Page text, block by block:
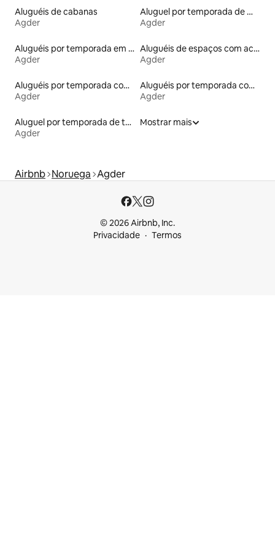
Aluguéis de cabanas
Agder
Aluguel por temporada de microcasas
Agder
Aluguéis por temporada em hotéis-fazenda
Agder
Aluguéis de espaços com acesso direto a pistas de esqui
Agder
Aluguéis por temporada com banheira de hidromassagem
Agder
Aluguéis por temporada com acesso ao lago
Agder
Aluguel por temporada de tendas
Agder
Mostrar mais
Airbnb Noruega Agder
© 2026 Airbnb, Inc.
Privacidade
Termos